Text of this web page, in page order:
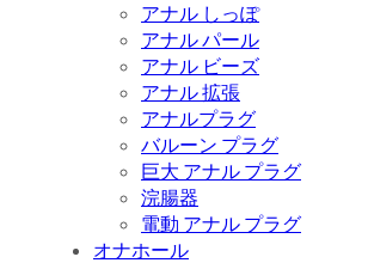
アナル しっぽ
アナル パール
アナル ビーズ
アナル 拡張
アナルプラグ
バルーン プラグ
巨大 アナル プラグ
浣腸器
電動 アナル プラグ
オナホール